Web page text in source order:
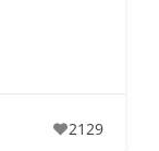
2129